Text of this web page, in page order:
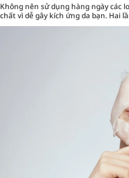
Không nên sử dụng hàng ngày các
chất vì dễ gây kích ứng da bạn. Hai